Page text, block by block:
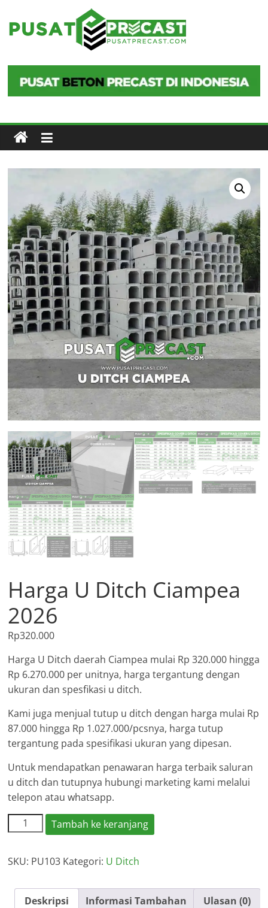
content
Pusat
Precast
Precast
di
Harga U Ditch Ciampea
2026
Rp320.000
Harga U Ditch daerah Ciampea mulai Rp 320.000 hingga
Rp 6.270.000 per unitnya, harga tergantung dengan
ukuran dan spesfikasi u ditch.
Kami juga menjual tutup u ditch dengan harga mulai Rp
87.000 hingga Rp 1.027.000/pcsnya, harga tutup
tergantung pada spesifikasi ukuran yang dipesan.
Untuk mendapatkan penawaran harga terbaik saluran
u ditch dan tutupnya hubungi marketing kami melalui
telepon atau whatsapp.
Kuantitas
Harga
Ditch
2026
Tambah ke keranjang
SKU: PU103 Kategori: U Ditch
Deskripsi Informasi Tambahan Ulasan (0)